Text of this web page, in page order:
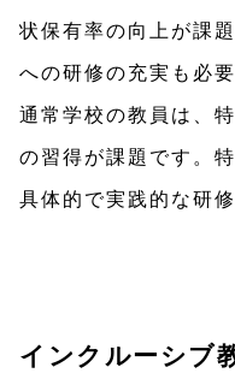
状保有率の向上が課
への研修の充実も必要
通常学校の教員は、
の習得が課題です。
具体的で実践的な研
インクルーシブ